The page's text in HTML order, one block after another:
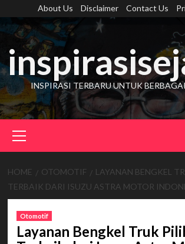
content
About Us Disclaimer Contact Us
INSPIRASI TERBARU UNTUK
Menu
HOME OTOMOTIF
LAYANAN BENGKEL
TERBAIK DARI ISUZU ASTRA MOTOR
Otomotif
Layanan Bengkel Truk